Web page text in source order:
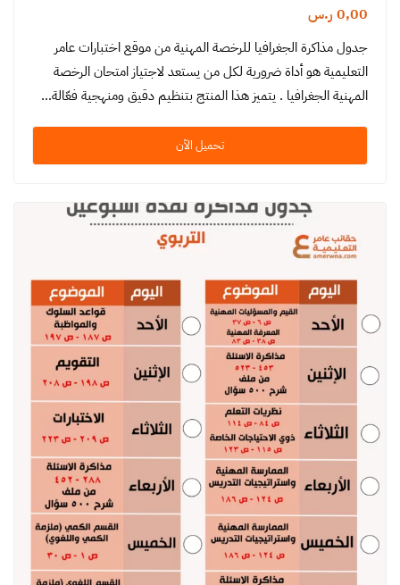
0,00 ر.س
جدول مذاكرة الجغرافيا للرخصة المهنية من موقع اختبارات عامر
التعليمية هو أداة ضرورية لكل من يستعد لاجتياز امتحان الرخصة
المهنية الجغرافيا . يتميز هذا المنتج بتنظيم دقيق ومنهجية فعّالة…
تحميل الآن